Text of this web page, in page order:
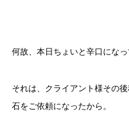
何故、本日ちょいと辛口になっ
それは、クライアント様その後
石をご依頼になったから。